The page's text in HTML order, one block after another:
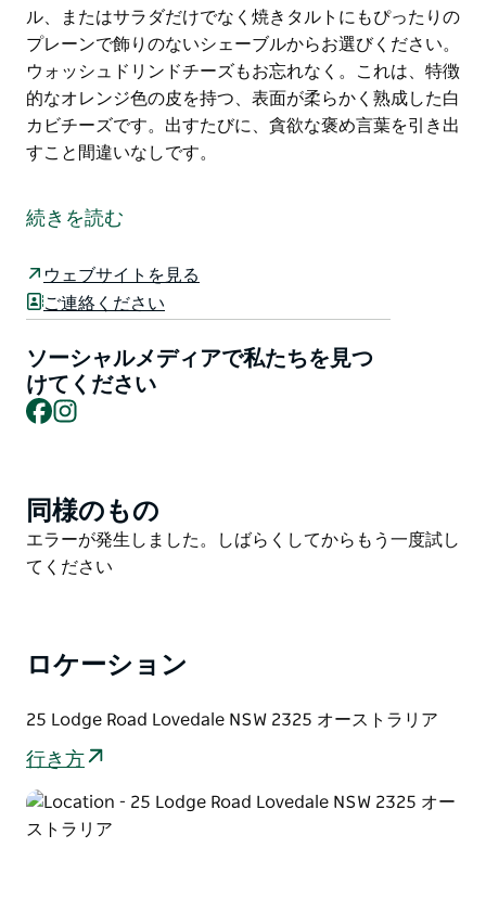
ル、またはサラダだけでなく焼きタルトにもぴったりの
プレーンで飾りのないシェーブルからお選びください。
ウォッシュドリンドチーズもお忘れなく。これは、特徴
的なオレンジ色の皮を持つ、表面が柔らかく熟成した白
カビチーズです。出すたびに、貪欲な褒め言葉を引き出
すこと間違いなしです。
メーカーです。最先端のチーズ製造センターと小売店を
訪れて、彼らの素敵なチーズを試食し、購入してくださ
金メダルを受賞したフラッグシップのマリネフェタ、う
ーミーなラブナ（とてもつぶせます）があります。
ヤギのチーズが好きなら、選択肢に困ることはありませ
ん。ブッシュドシェーブル、ブドウの灰でできたヤギの
ンで飾りのないシェーブルからお選びください。
ウォッシュドリンドチーズもお忘れなく。これは、特徴
的なオレンジ色の皮を持つ、表面が柔らかく熟成した白
続きを読む
ウェブサイトを見る
ご連絡ください
ソーシャルメディアで私たちを見つ
けてください
Facebook
Product
List
同様のもの
Product
List
エラーが発生しました。しばらくしてからもう一度試し
てください
ロケーション
25 Lodge Road Lovedale NSW 2325 オーストラリア
行き方